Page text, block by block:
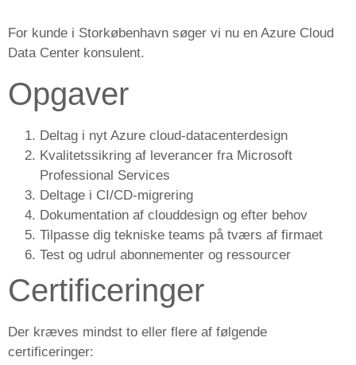
For kunde i Storkøbenhavn søger vi nu en Azure Cloud
Data Center konsulent.
Opgaver
Deltag i nyt Azure cloud-datacenterdesign
Kvalitetssikring af leverancer fra Microsoft
Professional Services
Deltage i CI/CD-migrering
Dokumentation af clouddesign og efter behov
Tilpasse dig tekniske teams på tværs af firmaet
Test og udrul abonnementer og ressourcer
Certificeringer
Der kræves mindst to eller flere af følgende
certificeringer: